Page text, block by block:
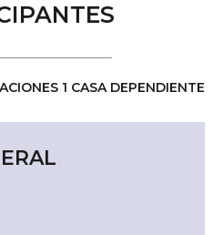
1 CASA DEPENDIENTE